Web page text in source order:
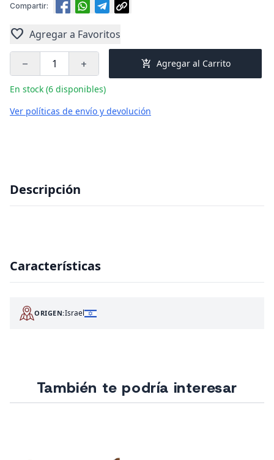
Compartir:
favorite Agregar a Favoritos
remove add add_shopping_cart Agregar al Carrito
En stock (6 disponibles)
Ver políticas de envío y devolución
Descripción
Características
ORIGEN:Israel
También te podría interesar